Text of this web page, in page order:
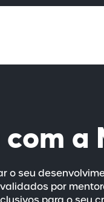
a
seu
por